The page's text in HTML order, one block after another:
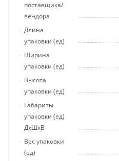
поставщика/
вендора
Длина
упаковки (ед)
Ширина
упаковки (ед)
Высота
упаковки (ед)
Габариты
упаковки (ед)
ДхШхВ
Вес упаковки
(ед)